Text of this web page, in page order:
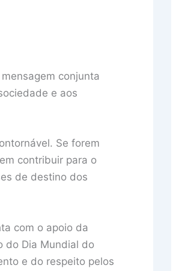
conjunta
e aos
Se forem
contribuir para o
de destino dos
com o apoio da
do Dia Mundial do
e do respeito pelos